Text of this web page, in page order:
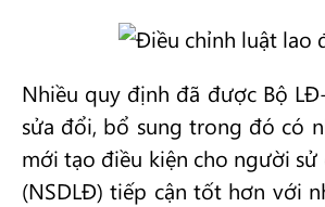
Nhiều quy định đã được Bộ
sửa đổi, bổ sung trong đó có
mới tạo điều kiện cho người
(NSDLĐ) tiếp cận tốt hơn với